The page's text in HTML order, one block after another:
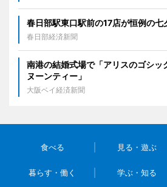
春日部駅東口駅前の17店が恒例の
春日部経済新聞
南港の結婚式場で「アリスのゴシッ
ヌーンティー」
大阪ベイ経済新聞
食べる 見る・遊ぶ
暮らす・働く 学ぶ・知る